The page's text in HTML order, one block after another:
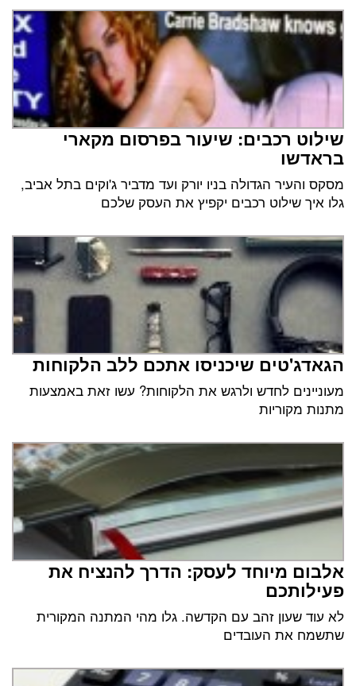
שילוט רכבים: שיעור בפרסום מקארי
בראדשו
מסקס והעיר הגדולה בניו יורק ועד מדביר ג'וקים בתל אביב,
גלו איך שילוט רכבים יקפיץ את העסק שלכם
הגאדג'טים שיכניסו אתכם ללב הלקוחות
מעוניינים לחדש ולרגש את הלקוחות? עשו זאת באמצעות
מתנות מקוריות
אלבום מיוחד לעסק: הדרך להנציח את
פעילותכם
לא עוד שעון זהב עם הקדשה. גלו מהי המתנה המקורית
שתשמח את העובדים